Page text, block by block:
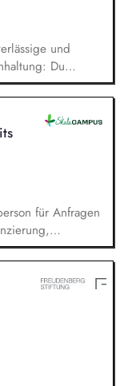
und
Du
Debitoren,
bei Lohn-
Meldewesen.
sowie
Dich in
für Anfragen
entwickelst du
Umsetzung.
entwickelst du
Organisationen zu
und